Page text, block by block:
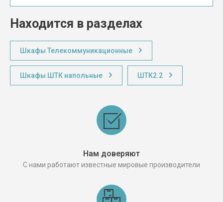
Находится в разделах
Шкафы Телекоммуникационные
Шкафы ШТК напольные ШТК2.2
Нам доверяют
С нами работают известные мировые производители